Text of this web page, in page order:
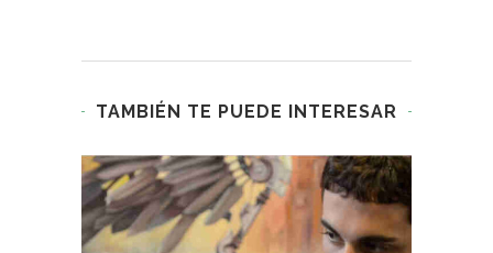
TAMBIÉN TE PUEDE INTERESAR